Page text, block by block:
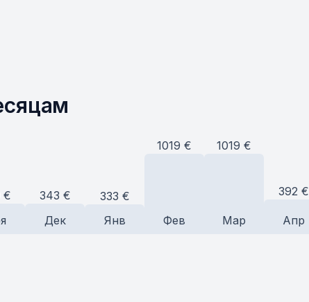
€
343 €
Дек
333 €
Янв
1019 €
Фев
1019 €
Мар
392 €
Апр